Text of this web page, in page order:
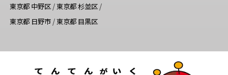
東京都 中野区/東京都 杉並区/
東京都 日野市/東京都 目黒区